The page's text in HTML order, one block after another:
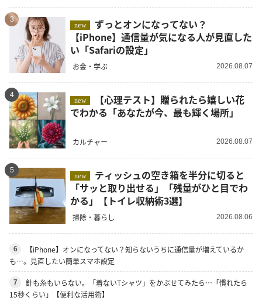
3
new
【iPhone】通信量が気になる人が見直した
い「Safariの設定」
お金・学ぶ 2026.08.07
4
new
でわかる「あなたが今、最も輝く場所」
カルチャー 2026.08.07
5
new
「サッと取り出せる」「残量がひと目でわ
かる」【トイレ収納術3選】
掃除・暮らし 2026.08.06
6
【iPhone】オンになってない？知らないうちに通信量が増えているか
も…。見直したい簡単スマホ設定
7
針も糸もいらない。「着ないTシャツ」をかぶせてみたら…「慣れたら
15秒くらい」【便利な活用術】